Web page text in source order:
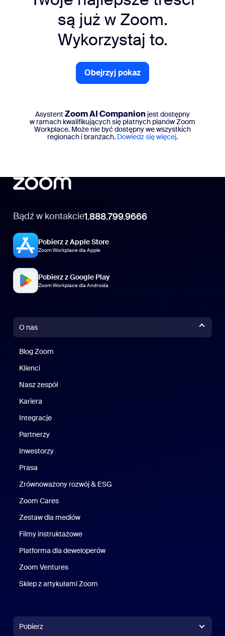
są już w Zoom.
Wykorzystaj to.
Obejrzyj pokaz
Obejrzyj pokaz
Asystent Zoom AI Companion jest dostępny
w ramach kwalifikujących się płatnych planów Zoom
Workplace. Może nie być dostępny we wszystkich
regionach i branżach. Dowiedz się więcej.
Bądź w kontakcie1.888.799.9666
Pobierz z Apple Store
Zoom Workplace dla Apple
Pobierz z Google Play
Zoom Workplace dla Androida
O nas
Blog Zoom
Klienci
Nasz zespół
Kariera
Integracje
Partnerzy
Inwestorzy
Prasa
Zrównoważony rozwój & ESG
Zoom Cares
Zestaw dla mediów
Filmy instruktażowe
Platforma dla deweloperów
Zoom Ventures
Sklep z artykułami Zoom
Pobierz